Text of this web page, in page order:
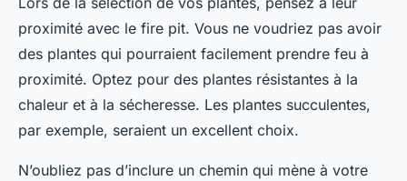
proximité avec le fire pit. Vous ne voudriez pas avoir
des plantes qui pourraient facilement prendre feu à
proximité. Optez pour des plantes résistantes à la
chaleur et à la sécheresse. Les plantes succulentes,
par exemple, seraient un excellent choix.
N’oubliez pas d’inclure un chemin qui mène à votre